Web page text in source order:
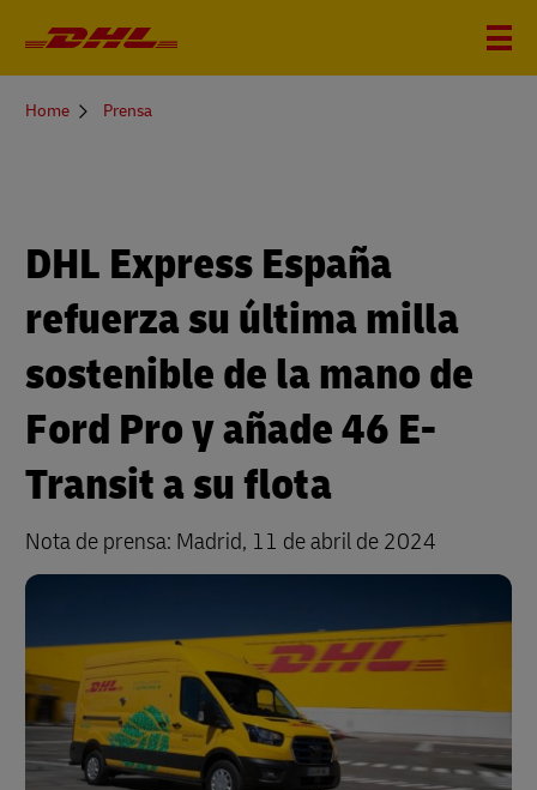
You
Home Prensa
DHL Express España
refuerza su última milla
sostenible de la mano de
Ford Pro y añade 46 E-
Transit a su flota
Nota de prensa: Madrid, 11 de abril de 2024